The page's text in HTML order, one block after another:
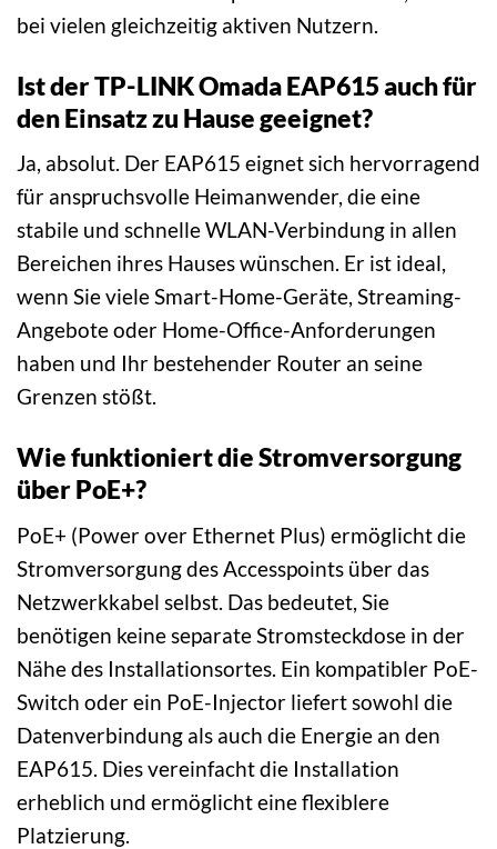
bei vielen gleichzeitig aktiven Nutzern.
Ist der TP-LINK Omada EAP615 auch für
den Einsatz zu Hause geeignet?
Ja, absolut. Der EAP615 eignet sich hervorragend
für anspruchsvolle Heimanwender, die eine
stabile und schnelle WLAN-Verbindung in allen
Bereichen ihres Hauses wünschen. Er ist ideal,
wenn Sie viele Smart-Home-Geräte, Streaming-
Angebote oder Home-Office-Anforderungen
haben und Ihr bestehender Router an seine
Grenzen stößt.
Wie funktioniert die Stromversorgung
über PoE+?
PoE+ (Power over Ethernet Plus) ermöglicht die
Stromversorgung des Accesspoints über das
Netzwerkkabel selbst. Das bedeutet, Sie
benötigen keine separate Stromsteckdose in der
Nähe des Installationsortes. Ein kompatibler PoE-
Switch oder ein PoE-Injector liefert sowohl die
Datenverbindung als auch die Energie an den
EAP615. Dies vereinfacht die Installation
erheblich und ermöglicht eine flexiblere
Platzierung.